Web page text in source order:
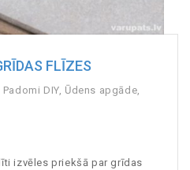
FLĪZES
Padomi DIY, Ūdens apgāde
izvēles priekšā par grīdas